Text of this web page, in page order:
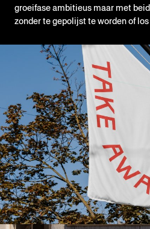
groeifase ambitieus maar met
zonder te gepolijst te worden of